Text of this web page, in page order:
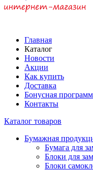
Главная
Каталог
Новости
Акции
Как купить
Доставка
Бонусная
Контакты
Каталог товаров
Бумажная
Бумага для
Блоки для
Блоки